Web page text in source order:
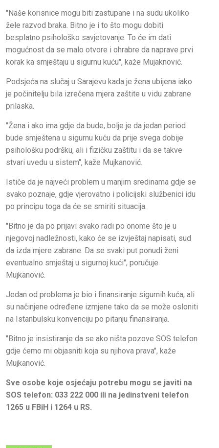
"Naše korisnice mogu biti zastupane i na sudu ukoliko
žele razvod braka. Bitno je i to što mogu dobiti
besplatno psihološko savjetovanje. To će im dati
mogućnost da se malo otvore i ohrabre da naprave prvi
korak ka smještaju u sigurnu kuću", kaže Mujaknović.
Podsjeća na slučaj u Sarajevu kada je žena ubijena iako
je počinitelju bila izrečena mjera zaštite u vidu zabrane
prilaska.
"Žena i ako ima gdje da bude, bolje je da jedan period
bude smještena u sigurnu kuću da prije svega dobije
psihološku podršku, ali i fizičku zaštitu i da se takve
stvari uvedu u sistem", kaže Mujkanović.
Ističe da je najveći problem u manjim sredinama gdje se
svako poznaje, gdje vjerovatno i policijski službenici idu
po principu toga da će se smiriti situacija.
"Bitno je da po prijavi svako radi po onome što je u
njegovoj nadležnosti, kako će se izvještaj napisati, sud
da izda mjere zabrane. Da se svaki put ponudi ženi
eventualno smještaj u sigurnoj kući", poručuje
Mujkanović.
Jedan od problema je bio i finansiranje sigurnih kuća, ali
su načinjene određene izmjene tako da se može osloniti
na Istanbulsku konvenciju po pitanju finansiranja.
"Bitno je insistiranje da se ako ništa pozove SOS telefon
gdje ćemo mi objasniti koja su njihova prava", kaže
Mujkanović.
Sve osobe koje osjećaju potrebu mogu se javiti na
SOS telefon: 033 222 000 ili na jedinstveni telefon
1265 u FBiH i 1264 u RS.